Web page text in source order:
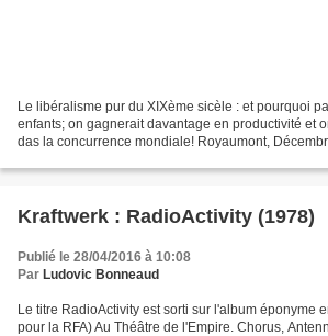
Le libéralisme pur du XIXème sicèle : et pourquoi
enfants; on gagnerait davantage en productivité et
das la concurrence mondiale! Royaumont,
Kraftwerk : RadioActivity (1978)
Publié le 28/04/2016 à 10:08
Par Ludovic Bonneaud
Le titre RadioActivity est sorti sur l'album éponyme
pour la RFA) Au Théâtre de l'Empire. Chorus,